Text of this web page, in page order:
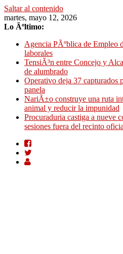
Saltar al contenido
martes, mayo 12, 2026
Lo Ãºltimo:
Agencia PÃºblica de Empleo
laborales
TensiÃ³n entre Concejo y
de alumbrado
Operativo deja 37 capturados
panela
NariÃ±o construye una ruta
animal y reducir la impunidad
Procuraduria castiga a nueve
sesiones fuera del recinto